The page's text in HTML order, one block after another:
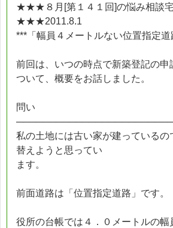
★★★８月[第１４１回]の悩み相談
★★★2011.8.1
***「幅員４メートルない位置指定
前回は、いつの時点で新築登記の申
ついて、概要をお話しました。
問い
私の土地には古い家が建っているの
替えようと思ってい
ます。
前面道路は「位置指定道路」です。
役所の台帳では４．０メートルの幅